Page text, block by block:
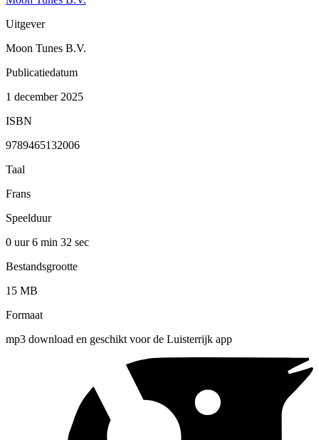
Uitgever
Moon Tunes B.V.
Publicatiedatum
1 december 2025
ISBN
9789465132006
Taal
Frans
Speelduur
0 uur 6 min 32 sec
Bestandsgrootte
15 MB
Formaat
mp3 download en geschikt voor de Luisterrijk app